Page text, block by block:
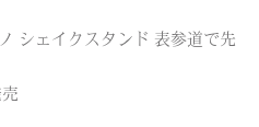
シェイクスタンド 表参道で先